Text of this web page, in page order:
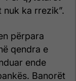
nuk ka rrezik”.
përpara
qendra e
ende
Banorët